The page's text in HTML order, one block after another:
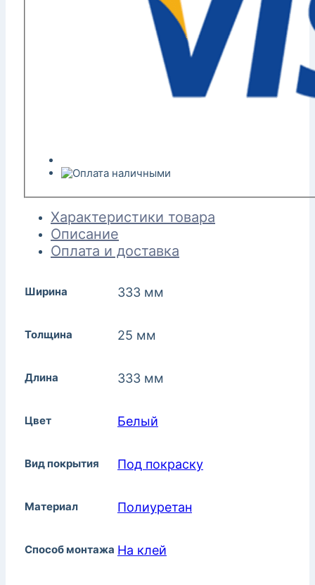
Характеристики товара
Описание
Оплата и доставка
Ширина 333 мм
Толщина 25 мм
Длина 333 мм
Цвет Белый
Вид покрытия Под покраску
Материал Полиуретан
Способ монтажа На клей